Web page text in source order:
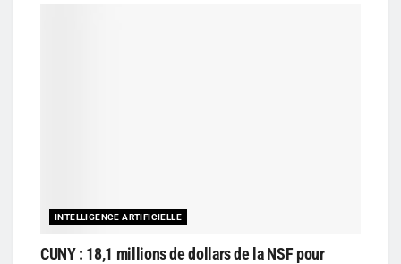
INTELLIGENCE ARTIFICIELLE
CUNY : 18,1 millions de dollars de la NSF pour